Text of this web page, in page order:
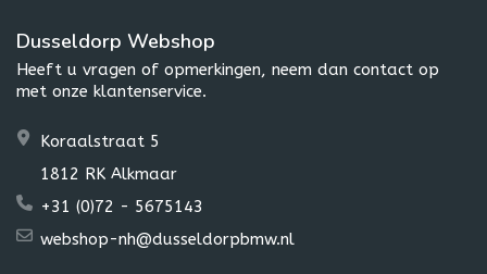
Dusseldorp Webshop
Heeft u vragen of opmerkingen, neem dan contact op
met onze klantenservice.
Koraalstraat 5
1812 RK Alkmaar
+31 (0)72 - 5675143
webshop-nh@dusseldorpbmw.nl